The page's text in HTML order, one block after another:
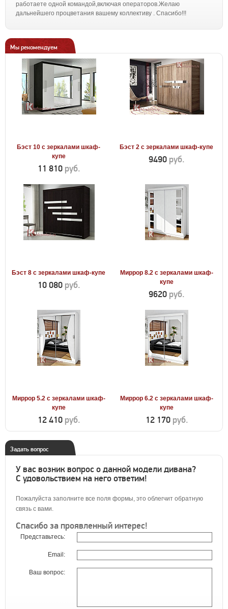
работаете одной командой,включая операторов.Желаю
дальнейшего процветания вашему коллективу . Спасибо!!!
Мы рекомендуем
Бэст 10 с зеркалами шкаф-
купе
11 810 руб.
Бэст 2 с зеркалами шкаф-купе
9490 руб.
Бэст 8 с зеркалами шкаф-купе
10 080 руб.
Миррор 8.2 с зеркалами шкаф-
купе
9620 руб.
Миррор 5.2 с зеркалами шкаф-
купе
12 410 руб.
Миррор 6.2 с зеркалами шкаф-
купе
12 170 руб.
Задать вопрос
У вас возник вопрос о данной модели дивана?
С удовольствием на него ответим!
Пожалуйста заполните все поля формы, это облегчит обратную
связь с вами.
Спасибо за проявленный интерес!
Представьтесь:
Email:
Ваш вопрос: